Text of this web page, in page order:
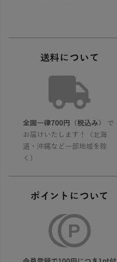
送料について
全国一律700円（税込み）
で
お届けいたします！（北海
道・沖縄など一部地域を除
く）
ポイントについて